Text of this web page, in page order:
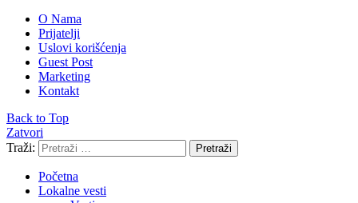
O Nama
Prijatelji
Uslovi korišćenja
Guest Post
Marketing
Kontakt
Back to Top
Zatvori
Traži:
Pretraži
Početna
Lokalne vesti